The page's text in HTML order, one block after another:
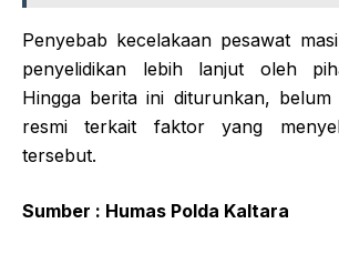
Penyebab kecelakaan pesawat
penyelidikan lebih lanjut oleh
Hingga berita ini diturunkan, belum
resmi terkait faktor yang
tersebut.
Sumber : Humas Polda Kaltara